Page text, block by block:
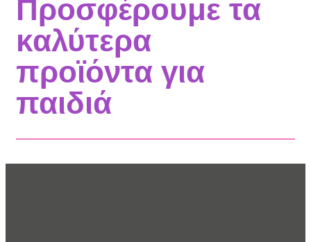
Προσφέρουμε τα
καλύτερα
προϊόντα για
παιδιά